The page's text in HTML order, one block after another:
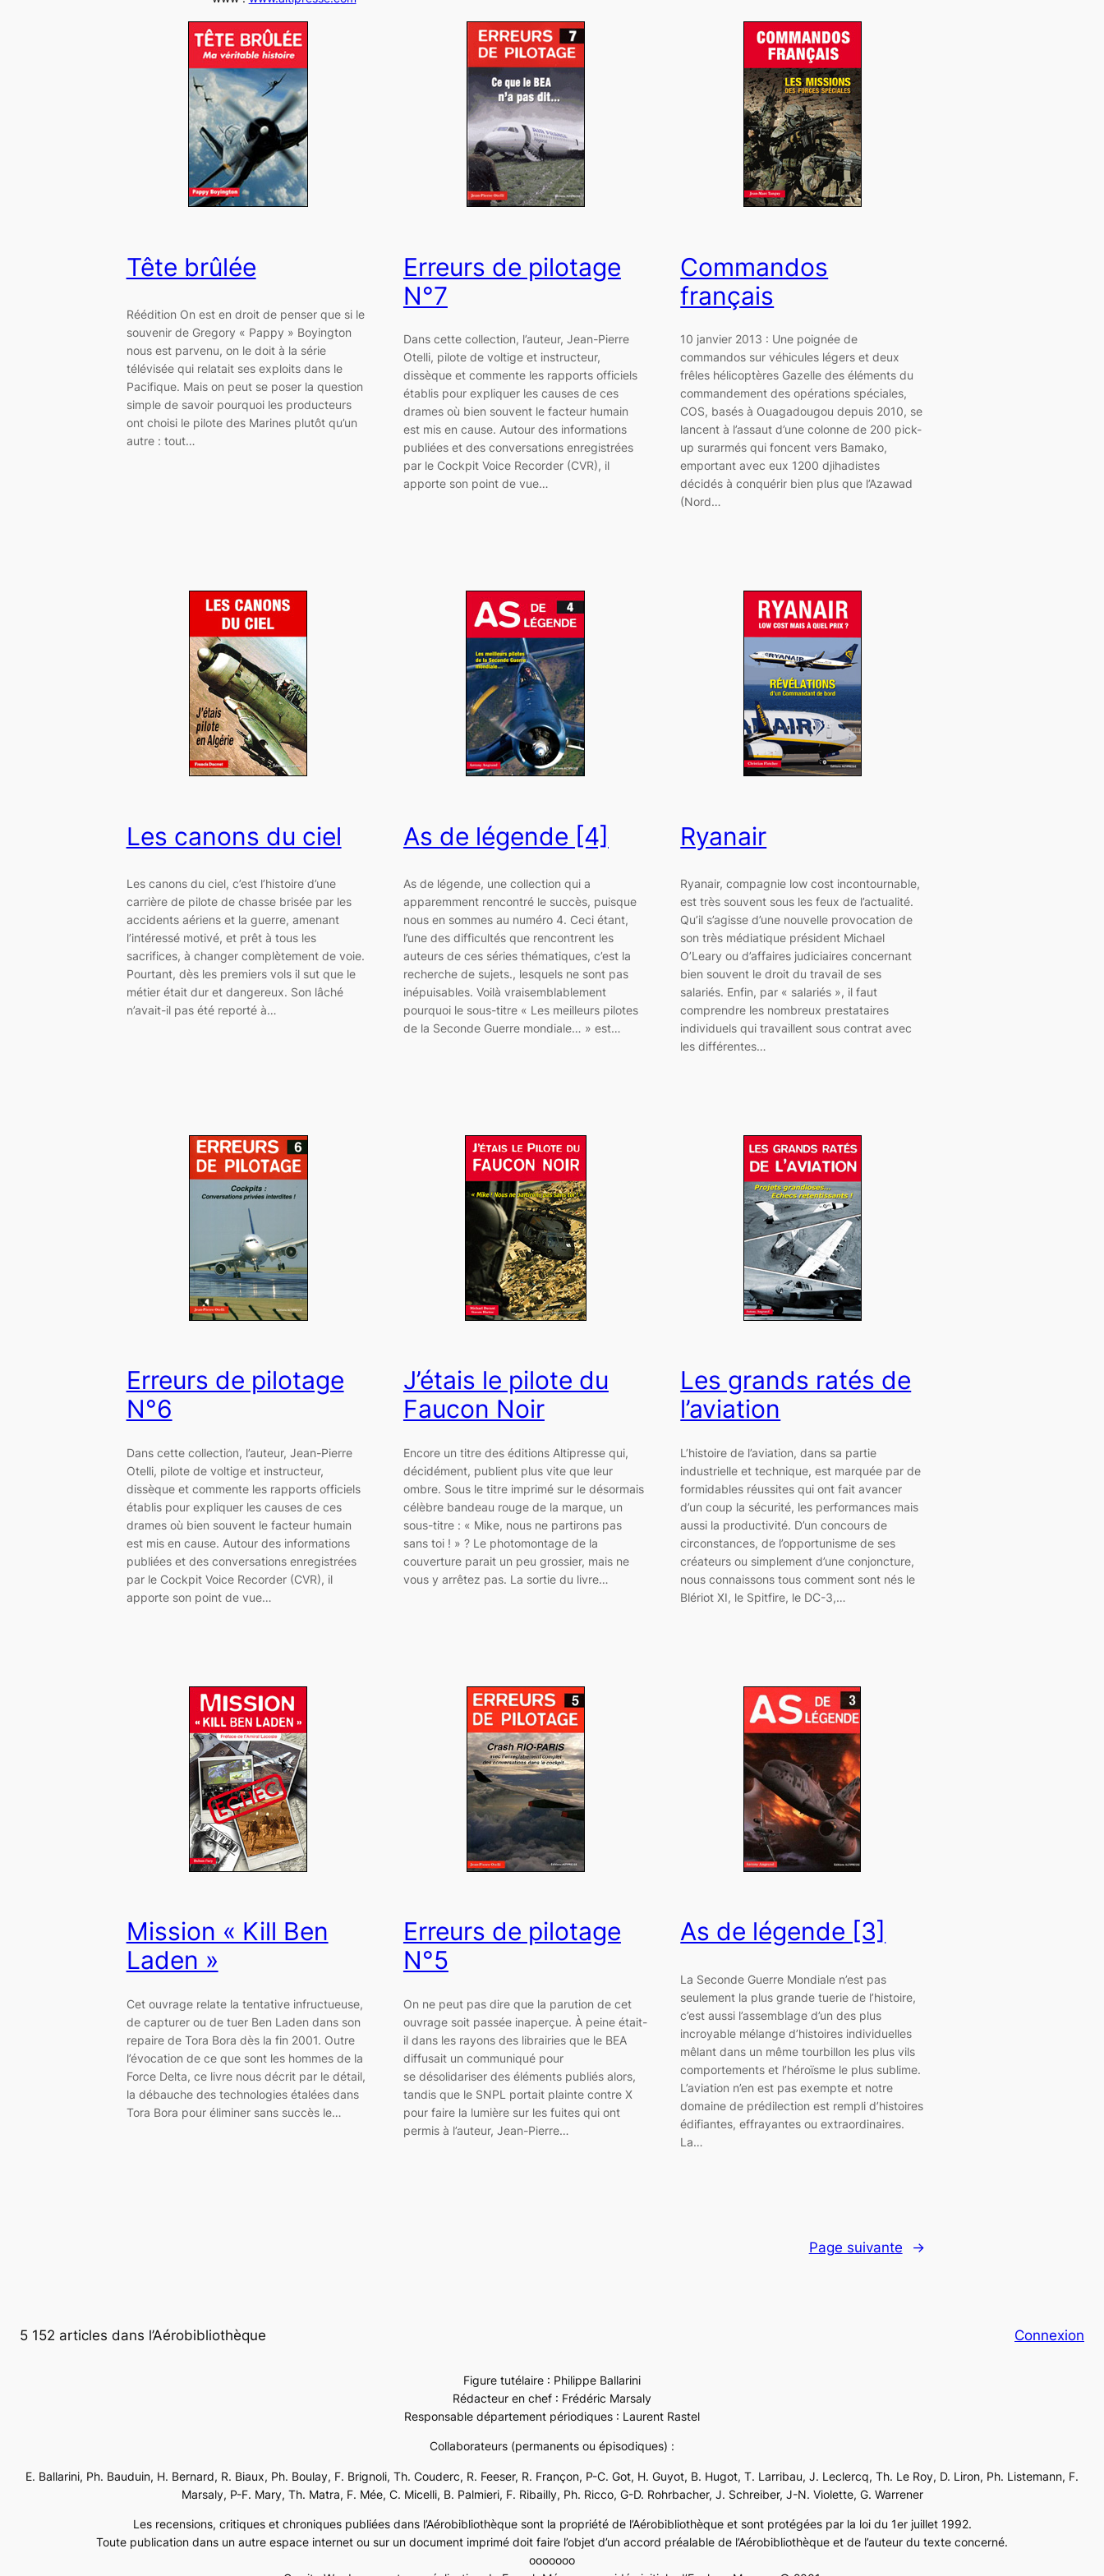
Tête brûlée
Réédition On est en droit de penser que si le
souvenir de Gregory « Pappy » Boyington
nous est parvenu, on le doit à la série
télévisée qui relatait ses exploits dans le
Pacifique. Mais on peut se poser la question
simple de savoir pourquoi les producteurs
ont choisi le pilote des Marines plutôt qu’un
autre : tout…
Erreurs de pilotage
N°7
Dans cette collection, l’auteur, Jean-Pierre
Otelli, pilote de voltige et instructeur,
dissèque et commente les rapports officiels
établis pour expliquer les causes de ces
drames où bien souvent le facteur humain
est mis en cause. Autour des informations
publiées et des conversations enregistrées
par le Cockpit Voice Recorder (CVR), il
apporte son point de vue…
Commandos
français
10 janvier 2013 : Une poignée de
commandos sur véhicules légers et deux
frêles hélicoptères Gazelle des éléments du
commandement des opérations spéciales,
COS, basés à Ouagadougou depuis 2010, se
lancent à l’assaut d’une colonne de 200 pick-
up surarmés qui foncent vers Bamako,
emportant avec eux 1200 djihadistes
décidés à conquérir bien plus que l’Azawad
(Nord…
Les canons du ciel
Les canons du ciel, c’est l’histoire d’une
carrière de pilote de chasse brisée par les
accidents aériens et la guerre, amenant
l’intéressé motivé, et prêt à tous les
sacrifices, à changer complètement de voie.
Pourtant, dès les premiers vols il sut que le
métier était dur et dangereux. Son lâché
n’avait-il pas été reporté à…
As de légende [4]
As de légende, une collection qui a
apparemment rencontré le succès, puisque
nous en sommes au numéro 4. Ceci étant,
l’une des difficultés que rencontrent les
auteurs de ces séries thématiques, c’est la
recherche de sujets., lesquels ne sont pas
inépuisables. Voilà vraisemblablement
pourquoi le sous-titre « Les meilleurs pilotes
de la Seconde Guerre mondiale… » est…
Ryanair
Ryanair, compagnie low cost incontournable,
est très souvent sous les feux de l’actualité.
Qu’il s’agisse d’une nouvelle provocation de
son très médiatique président Michael
O’Leary ou d’affaires judiciaires concernant
bien souvent le droit du travail de ses
salariés. Enfin, par « salariés », il faut
comprendre les nombreux prestataires
individuels qui travaillent sous contrat avec
les différentes…
Erreurs de pilotage
N°6
Dans cette collection, l’auteur, Jean-Pierre
Otelli, pilote de voltige et instructeur,
dissèque et commente les rapports officiels
établis pour expliquer les causes de ces
drames où bien souvent le facteur humain
est mis en cause. Autour des informations
publiées et des conversations enregistrées
par le Cockpit Voice Recorder (CVR), il
apporte son point de vue…
J’étais le pilote du
Faucon Noir
Encore un titre des éditions Altipresse qui,
décidément, publient plus vite que leur
ombre. Sous le titre imprimé sur le désormais
célèbre bandeau rouge de la marque, un
sous-titre : « Mike, nous ne partirons pas
sans toi ! » ? Le photomontage de la
couverture parait un peu grossier, mais ne
vous y arrêtez pas. La sortie du livre…
Les grands ratés de
l’aviation
L’histoire de l’aviation, dans sa partie
industrielle et technique, est marquée par de
formidables réussites qui ont fait avancer
d’un coup la sécurité, les performances mais
aussi la productivité. D’un concours de
circonstances, de l’opportunisme de ses
créateurs ou simplement d’une conjoncture,
nous connaissons tous comment sont nés le
Blériot XI, le Spitfire, le DC-3,…
Mission « Kill Ben
Laden »
Cet ouvrage relate la tentative infructueuse,
de capturer ou de tuer Ben Laden dans son
repaire de Tora Bora dès la fin 2001. Outre
l’évocation de ce que sont les hommes de la
Force Delta, ce livre nous décrit par le détail,
la débauche des technologies étalées dans
Tora Bora pour éliminer sans succès le…
Erreurs de pilotage
N°5
On ne peut pas dire que la parution de cet
ouvrage soit passée inaperçue. À peine était-
il dans les rayons des librairies que le BEA
diffusait un communiqué pour
se désolidariser des éléments publiés alors,
tandis que le SNPL portait plainte contre X
pour faire la lumière sur les fuites qui ont
permis à l’auteur, Jean-Pierre…
As de légende [3]
La Seconde Guerre Mondiale n’est pas
seulement la plus grande tuerie de l’histoire,
c’est aussi l’assemblage d’un des plus
incroyable mélange d’histoires individuelles
mêlant dans un même tourbillon les plus vils
comportements et l’héroïsme le plus sublime.
L’aviation n’en est pas exempte et notre
domaine de prédilection est rempli d’histoires
édifiantes, effrayantes ou extraordinaires.
La…
Page suivante →
5 152 articles dans l’Aérobibliothèque Connexion
Figure tutélaire : Philippe Ballarini
Rédacteur en chef : Frédéric Marsaly
Responsable département périodiques : Laurent Rastel
Collaborateurs (permanents ou épisodiques) :
E. Ballarini, Ph. Bauduin, H. Bernard, R. Biaux, Ph. Boulay, F. Brignoli, Th. Couderc, R. Feeser, R. Françon, P-C. Got, H. Guyot, B. Hugot, T. Larribau, J. Leclercq, Th. Le Roy, D. Liron, Ph. Listemann, F.
Marsaly, P-F. Mary, Th. Matra, F. Mée, C. Micelli, B. Palmieri, F. Ribailly, Ph. Ricco, G-D. Rohrbacher, J. Schreiber, J-N. Violette, G. Warrener
Les recensions, critiques et chroniques publiées dans l’Aérobibliothèque sont la propriété de l’Aérobibliothèque et sont protégées par la loi du 1er juillet 1992.
Toute publication dans un autre espace internet ou sur un document imprimé doit faire l’objet d’un accord préalable de l’Aérobibliothèque et de l’auteur du texte concerné.
ooooooo